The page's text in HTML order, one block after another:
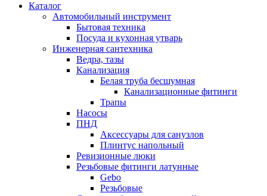
Каталог
Автомобильный инструмент
Бытовая техника
Посуда и кухонная утварь
Инженерная сантехника
Ведра, тазы
Канализация
Белая труба бесшумная
Канализационные фитинги
Трапы
Насосы
ПНД
Аксессуары для санузлов
Плинтус напольный
Ревизионные люки
Резьбовые фитинги латунные
Gebo
Резьбовые